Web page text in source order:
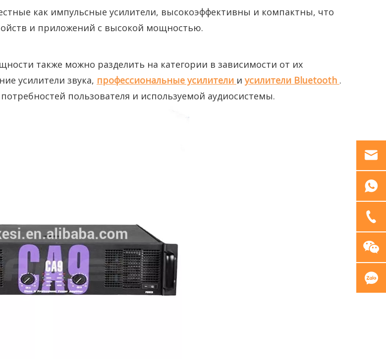
как импульсные усилители, высокоэффективны и компактны, что
и приложений с высокой мощностью.
также можно разделить на категории в зависимости от их
усилители звука, профессиональные усилители иусилители Bluetooth .
пользователя и используемой аудиосистемы.